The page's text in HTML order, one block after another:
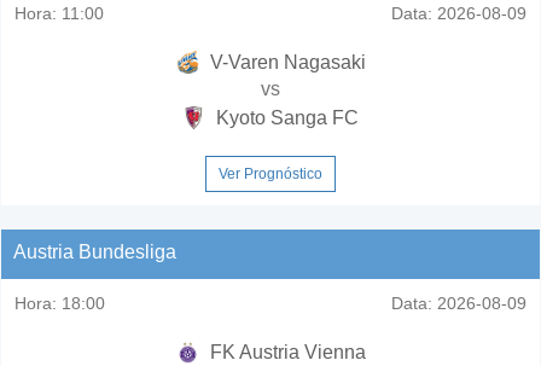
Hora: 11:00 Data: 2026-08-09
V-Varen Nagasaki
vs
Kyoto Sanga FC
Ver Prognóstico
Austria Bundesliga
Hora: 18:00 Data: 2026-08-09
FK Austria Vienna